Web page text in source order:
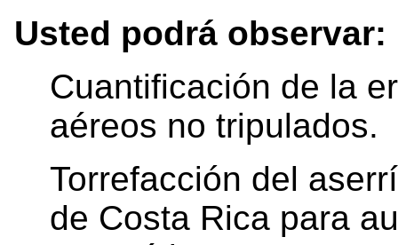
Usted podrá observar:
Cuantificación de la
aéreos no tripulados.
Torrefacción del
de Costa Rica para